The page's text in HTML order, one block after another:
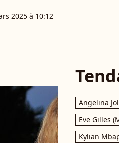
2025 à 10:12
Angelina
Eve Gilles
Kylian